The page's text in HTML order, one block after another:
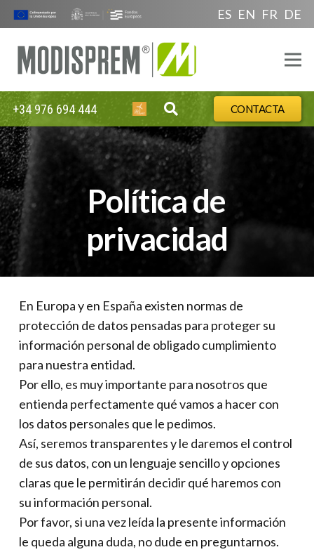
ES EN FR DE
+34 976 694 444 CONTACTA
Política de
privacidad
En Europa y en España existen normas de
protección de datos pensadas para proteger su
información personal de obligado cumplimiento
para nuestra entidad.
Por ello, es muy importante para nosotros que
entienda perfectamente qué vamos a hacer con
los datos personales que le pedimos.
Así, seremos transparentes y le daremos el control
de sus datos, con un lenguaje sencillo y opciones
claras que le permitirán decidir qué haremos con
su información personal.
Por favor, si una vez leída la presente información
le queda alguna duda, no dude en preguntarnos.